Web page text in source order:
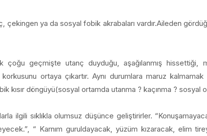
çekingen ya da sosyal fobik akrabaları vardır.Aileden
çoğu geçmişte utanç duyduğu, aşağılanmış hissettiği,
ortaya çıkartır. Aynı durumlara maruz
kısır döngüyü(sosyal ortamda utanma ? kaçınma ? sosyal
ilgili sıklıkla olumsuz düşünce geliştirirler.
“ Karnım guruldayacak, yüzüm kızaracak, elim